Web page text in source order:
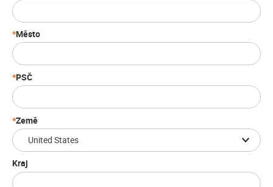
Město
PSČ
Země
Kraj